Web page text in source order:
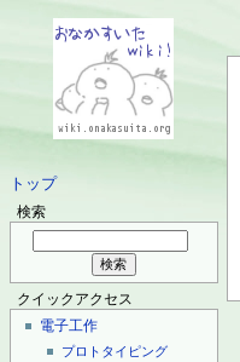
トップ
検索
クイックアクセス
電子工作
プロトタイピング